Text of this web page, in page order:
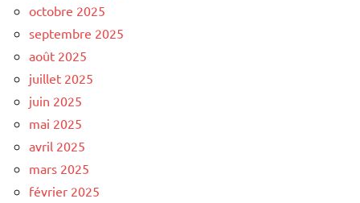
octobre 2025
septembre 2025
août 2025
juillet 2025
juin 2025
mai 2025
avril 2025
mars 2025
février 2025